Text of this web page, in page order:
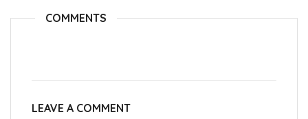
COMMENTS
LEAVE A COMMENT